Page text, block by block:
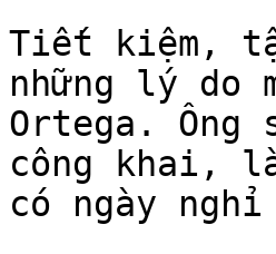
Tiết kiệm,
những lý do
Ortega. Ông
công khai,
có ngày